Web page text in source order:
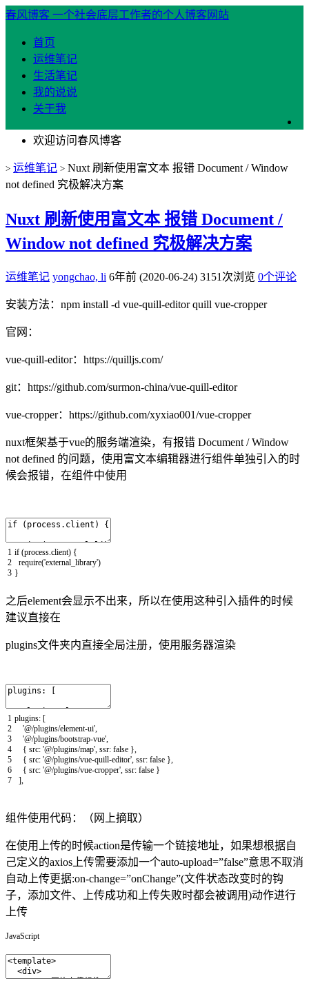
春风博客 一个社会底层工作者的个人博客网站
首页
运维笔记
生活笔记
我的说说
关于我
欢迎访问春风博客
> 运维笔记 > Nuxt 刷新使用富文本 报错 Document / Window
not defined 究极解决方案
Nuxt 刷新使用富文本 报错 Document /
Window not defined 究极解决方案
运维笔记 yongchao, li 6年前 (2020-06-24) 3151次浏览 0个评论
安装方法：npm install -d vue-quill-editor quill vue-cropper
官网：
vue-quill-editor：https://quilljs.com/
git：https://github.com/surmon-china/vue-quill-editor
vue-cropper：https://github.com/xyxiao001/vue-cropper
nuxt框架基于vue的服务端渲染，有报错 Document / Window
not defined 的问题，使用富文本编辑器进行组件单独引入的时
候会报错，在组件中使用
1
2
3
if (process client) {
require('external_library')
}
之后element会显示不出来，所以在使用这种引入插件的时候
建议直接在
plugins文件夹内直接全局注册，使用服务器渲染
1
2
3
4
5
6
7
plugins: [
'@/plugins/element-ui',
'@/plugins/bootstrap-vue',
{ src: '@/plugins/map', ssr: false },
{ src: '@/plugins/vue-quill-editor', ssr: false },
{ src: '@/plugins/vue-cropper', ssr: false }
],
组件使用代码：（网上摘取）
在使用上传的时候action是传输一个链接地址，如果想根据自
己定义的axios上传需要添加一个auto-upload=”false”意思不取消
自动上传更据:on-change=”onChange”(文件状态改变时的钩
子，添加文件、上传成功和上传失败时都会被调用)动作进行
上传
JavaScript